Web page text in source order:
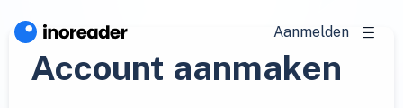
Aanmelden
Account aanmaken